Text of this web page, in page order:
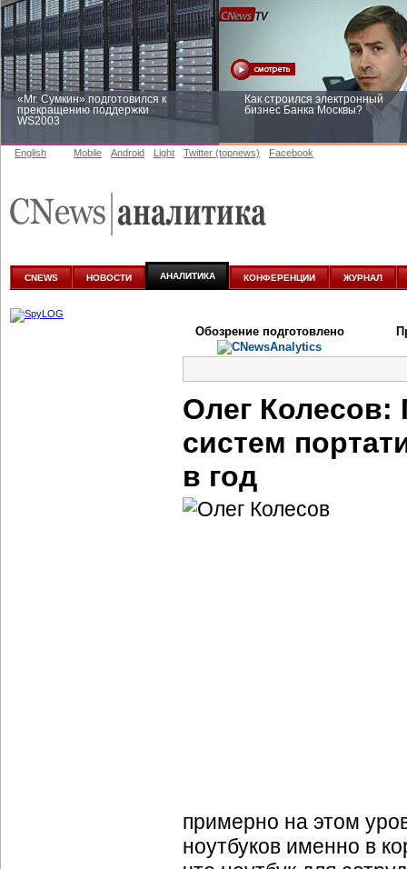
«Mr. Сумкин» подготовился к
прекращению поддержки
WS2003
Как строился электронный
бизнес Банка Москвы?
аналитике
English Mobile Android Light Twitter (topnews) Facebook
CNEWS НОВОСТИ АНАЛИТИКА КОНФЕРЕНЦИИ ЖУРНАЛ
Обозрение подготовлено
Олег Колесов:
систем
в год
примерно на этом
ноутбуков именно в